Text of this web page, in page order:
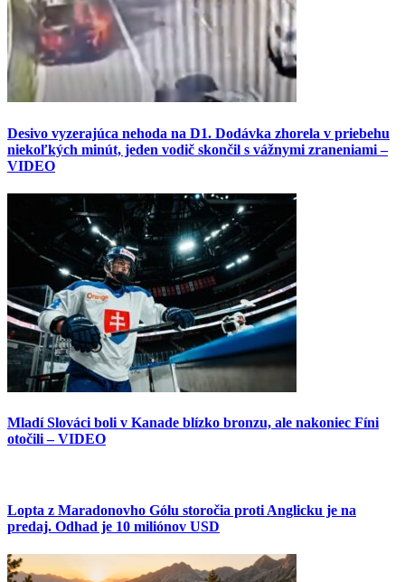
Desivo vyzerajúca nehoda na D1. Dodávka zhorela v priebehu
niekoľkých minút, jeden vodič skončil s vážnymi zraneniami –
VIDEO
Mladí Slováci boli v Kanade blízko bronzu, ale nakoniec Fíni
otočili – VIDEO
Lopta z Maradonovho Gólu storočia proti Anglicku je na
predaj. Odhad je 10 miliónov USD